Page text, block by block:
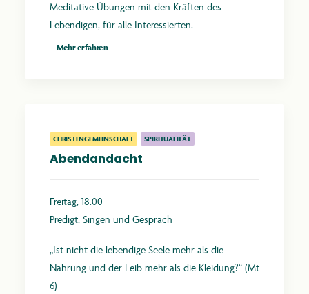
Meditative Übungen mit den Kräften des
Lebendigen, für alle Interessierten.
Mehr erfahren
CHRISTENGEMEINSCHAFT SPIRITUALITÄT
Abendandacht
Freitag, 18.00
Predigt, Singen und Gespräch
„Ist nicht die lebendige Seele mehr als die
Nahrung und der Leib mehr als die Kleidung?“ (Mt
6)